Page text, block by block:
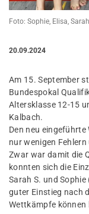
Foto: Sophie, Elisa,
20.09.2024
Am 15. September
Bundespokal
Altersklasse 12-15
Kalbach.
Den neu
nur wenigen
Zwar war damit die
konnten sich die
Sarah S. und
guter Einstieg nach
Wettkämpfe können